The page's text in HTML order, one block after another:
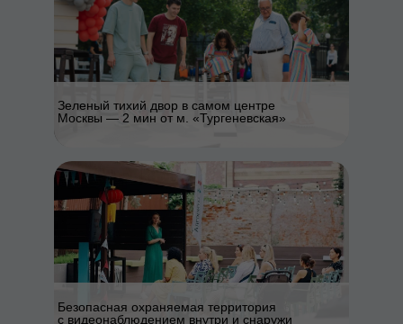
Зеленый тихий двор в самом центре
Москвы — 2 мин от м. «Тургеневская»
Безопасная охраняемая территория
с видеонаблюдением внутри и снаружи